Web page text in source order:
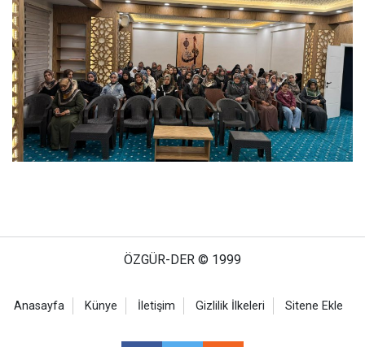
ÖZGÜR-DER © 1999
Anasayfa Künye İletişim Gizlilik İlkeleri Sitene Ekle